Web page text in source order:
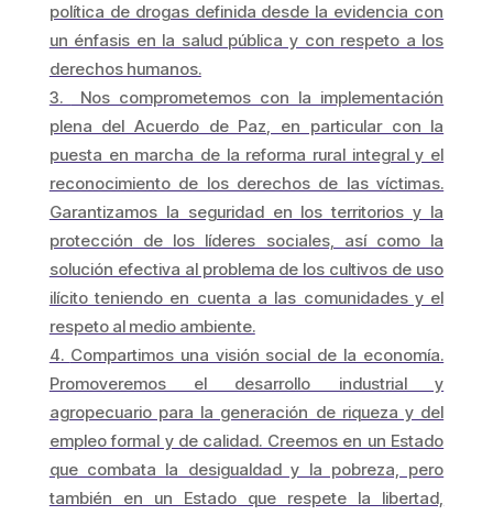
política de drogas definida desde la evidencia con
un énfasis en la salud pública y con respeto a los
derechos humanos.
Nos comprometemos con la implementación
plena del Acuerdo de Paz, en particular con la
puesta en marcha de la reforma rural integral y el
reconocimiento de los derechos de las víctimas.
Garantizamos la seguridad en los territorios y la
protección de los líderes sociales, así como la
solución efectiva al problema de los cultivos de uso
ilícito teniendo en cuenta a las comunidades y el
respeto al medio ambiente.
Compartimos una visión social de la economía.
Promoveremos el desarrollo industrial y
agropecuario para la generación de riqueza y del
empleo formal y de calidad. Creemos en un Estado
que combata la desigualdad y la pobreza, pero
también en un Estado que respete la libertad,